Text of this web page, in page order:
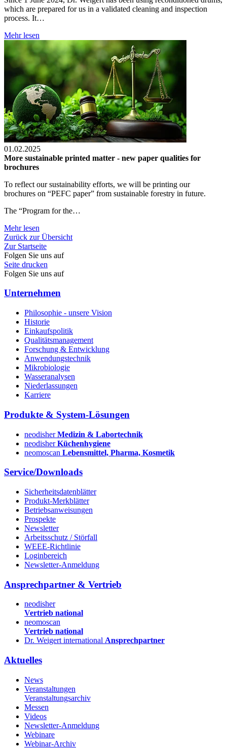
which are prepared for us in a validated cleaning and inspection
process. It…
Mehr lesen
01.02.2025
More sustainable printed matter - new paper qualities for
brochures
To reflect our sustainability efforts, we will be printing our
brochures on “PEFC paper” from sustainable forestry in future.
The “Program for the…
Mehr lesen
Zurück zur Übersicht
Zur Startseite
Folgen Sie uns auf
Seite drucken
Folgen Sie uns auf
Unternehmen
Philosophie - unsere Vision
Historie
Einkaufspolitik
Qualitätsmanagement
Forschung & Entwicklung
Anwendungstechnik
Mikrobiologie
Wasseranalysen
Niederlassungen
Karriere
Produkte & System-Lösungen
neodisherMedizin & Labortechnik
neodisherKüchenhygiene
neomoscan Lebensmittel, Pharma, Kosmetik
Service/Downloads
Sicherheitsdatenblätter
Produkt-Merkblätter
Betriebsanweisungen
Prospekte
Newsletter
Arbeitsschutz / Störfall
WEEE-Richtlinie
Loginbereich
Newsletter-Anmeldung
Ansprechpartner & Vertrieb
neodisher
Vertrieb national
neomoscan
Vertrieb national
Dr. Weigert international Ansprechpartner
Aktuelles
News
Veranstaltungen
Veranstaltungsarchiv
Messen
Videos
Newsletter-Anmeldung
Webinare
Webinar-Archiv